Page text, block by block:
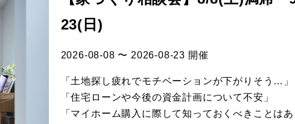
23(日)
2026-08-08 〜 2026-08-23 開催
「土地探し疲れでモチベーションが下がりそう…」
「住宅ローンや今後の資金計画について不安」
「マイホーム購入に際して知っておくべきことはあ